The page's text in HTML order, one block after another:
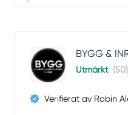
BYGG &
Utmärkt (50)
Verifierat av Robin